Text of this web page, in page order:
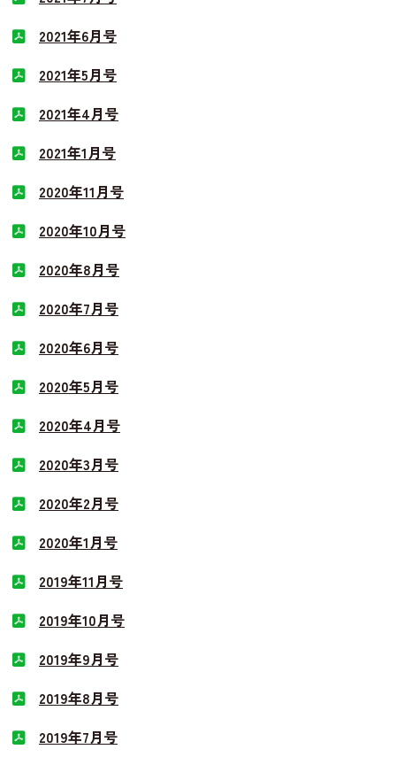
2021年6月号
2021年5月号
2021年4月号
2021年1月号
2020年11月号
2020年10月号
2020年8月号
2020年7月号
2020年6月号
2020年5月号
2020年4月号
2020年3月号
2020年2月号
2020年1月号
2019年11月号
2019年10月号
2019年9月号
2019年8月号
2019年7月号